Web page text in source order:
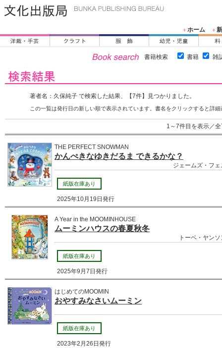
＋ホーム ＋
書籍検索 書籍 雑
著者名：久保純子 で検索した結果、【7件】見つかりました。
この一覧は発行日の新しい順で表示されています。書名をクリックすると詳
1～7件目を表示／
THE PERFECT SNOWMAN
かんぺきなゆきだるま できるかな？
ジェームズ・フ
紙版在庫あり
2025年10月19日発行
A Year in the MOOMINHOUSE
ムーミンハウスの春夏秋冬
トーベ・ヤン
紙版在庫あり
2025年9月7日発行
はじめてのMOOMIN
おやすみなさいムーミン
紙版在庫あり
2023年2月26日発行